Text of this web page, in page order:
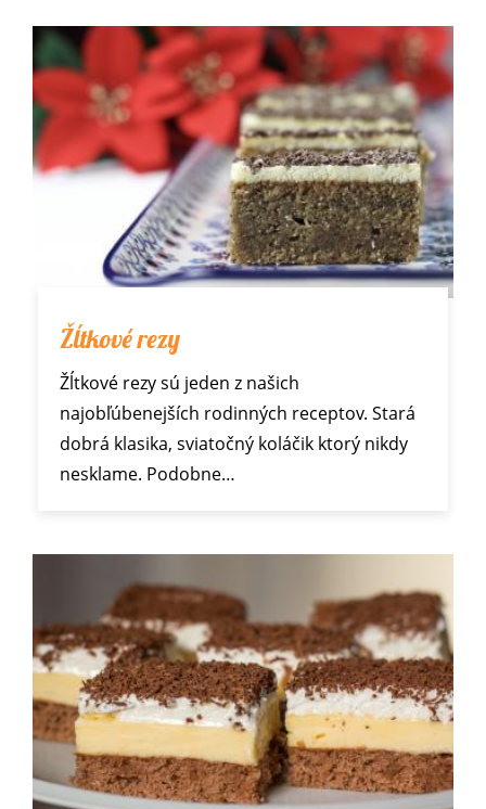
Žĺtkové rezy
Žĺtkové rezy sú jeden z našich
najobľúbenejších rodinných receptov. Stará
dobrá klasika, sviatočný koláčik ktorý nikdy
nesklame. Podobne…